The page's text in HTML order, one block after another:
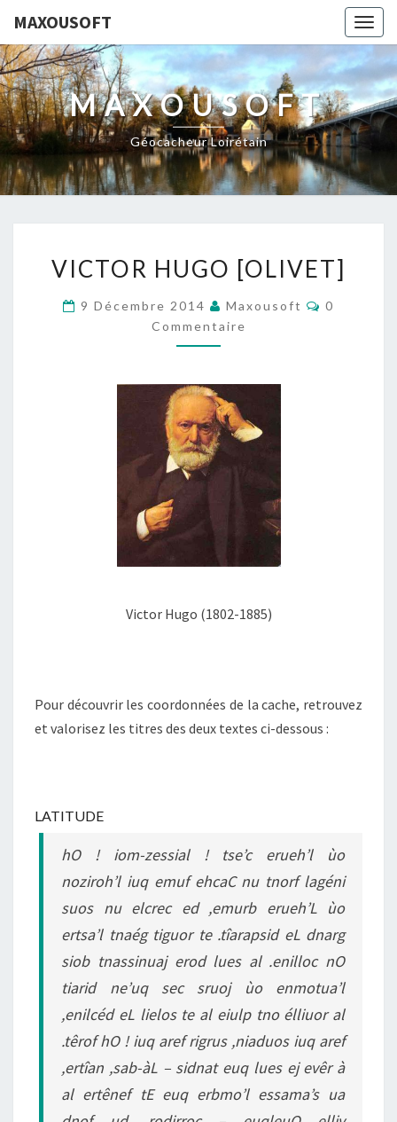
MAXOUSOFT
MAXOUSOFT
Géocacheur Loirétain
HUGO
[OLIVET]
VICTOR HUGO [OLIVET]
9 Décembre 2014 Maxousoft
0
Commentaire
Victor Hugo (1802-1885)
Pour découvrir les coordonnées de la cache, retrouvez
et valorisez les titres des deux textes ci-dessous :
LATITUDE
hO ! iom-zessial ! tse’c erueh’l ùo
noziroh’l iuq emuf ehcaC nu tnorf lagéni
suos nu elcrec ed ,emurb erueh’L ùo
ertsa’l tnaég tiguor te .tîarapsid eL dnarg
siob tnassinuaj erod lues al .enilloc nO
tiarid ne’uq sec sruoj ùo enmotua’l
,enilcéd eL lielos te al eiulp tno élliuor al
.têrof hO ! iuq aref rigrus ,niaduos iuq aref
,ertîan ,sab-àL – sidnat euq lues ej evêr à
al ertênef tE euq erbmo’l essama’s ua